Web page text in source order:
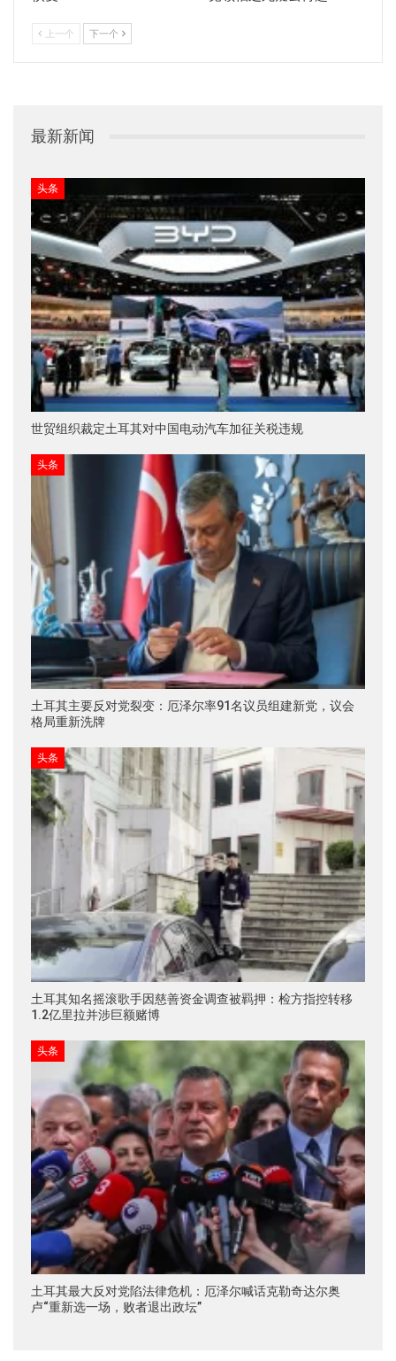
上一个 下一个
最新新闻
头条
世贸组织裁定土耳其对中国电动汽车加征关税违规
头条
土耳其主要反对党裂变：厄泽尔率91名议员组建新党，议会
格局重新洗牌
头条
土耳其知名摇滚歌手因慈善资金调查被羁押：检方指控转移
1.2亿里拉并涉巨额赌博
头条
土耳其最大反对党陷法律危机：厄泽尔喊话克勒奇达尔奥
卢“重新选一场，败者退出政坛”